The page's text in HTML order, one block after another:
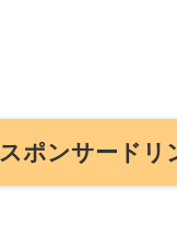
スポンサードリ